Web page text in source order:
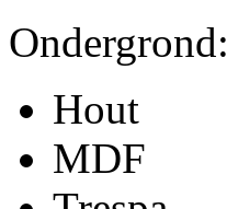
Ondergrond:
Hout
MDF